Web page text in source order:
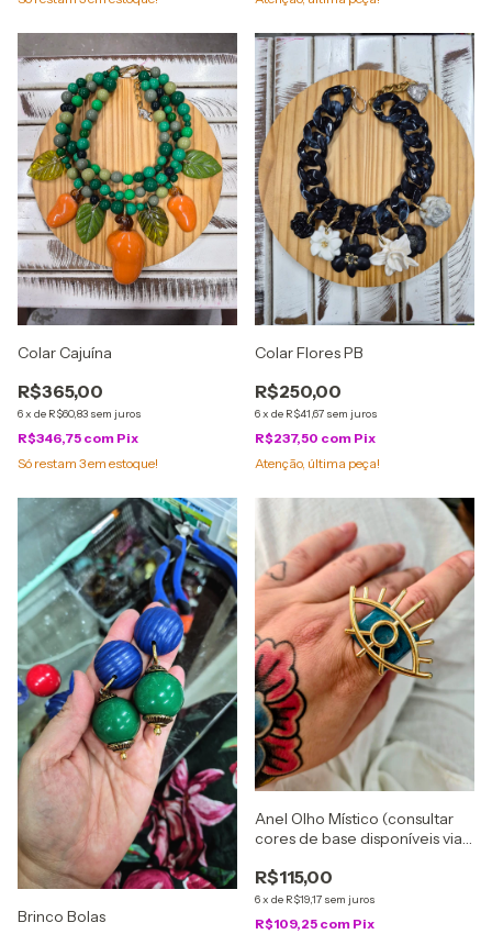
Colar Cajuína
R$365,00
6x de R$60,83 sem juros
R$346,75 com Pix
Só restam 3em estoque!
Colar Flores PB
R$250,00
6x de R$41,67 sem juros
R$237,50 com Pix
Atenção, última peça!
Brinco Bolas
Anel Olho Místico (consultar
cores de base disponíveis via
R$115,00
6x de R$19,17 sem juros
R$109,25 com Pix